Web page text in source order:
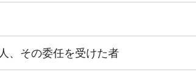
、その委任を受けた者